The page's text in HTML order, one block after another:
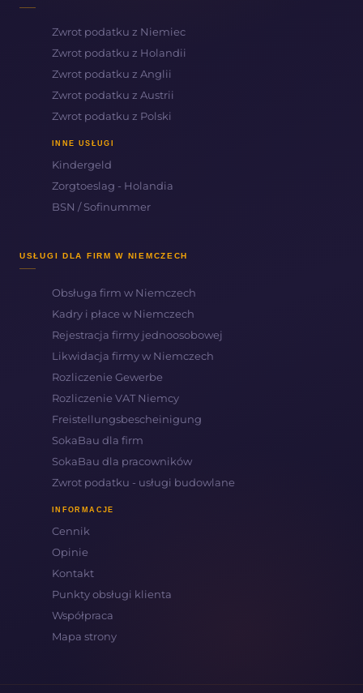
Zwrot podatku z Niemiec
Zwrot podatku z Holandii
Zwrot podatku z Anglii
Zwrot podatku z Austrii
Zwrot podatku z Polski
INNE USŁUGI
Kindergeld
Zorgtoeslag - Holandia
BSN / Sofinummer
USŁUGI DLA FIRM W NIEMCZECH
Obsługa firm w Niemczech
Kadry i płace w Niemczech
Rejestracja firmy jednoosobowej
Likwidacja firmy w Niemczech
Rozliczenie Gewerbe
Rozliczenie VAT Niemcy
Freistellungsbescheinigung
SokaBau dla firm
SokaBau dla pracowników
Zwrot podatku - usługi budowlane
INFORMACJE
Cennik
Opinie
Kontakt
Punkty obsługi klienta
Współpraca
Mapa strony